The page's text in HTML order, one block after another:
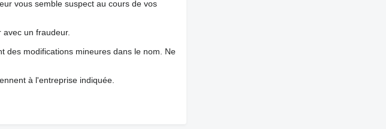
vous semble suspect au cours de vos
un fraudeur.
des modifications mineures dans le nom. Ne
à l'entreprise indiquée.